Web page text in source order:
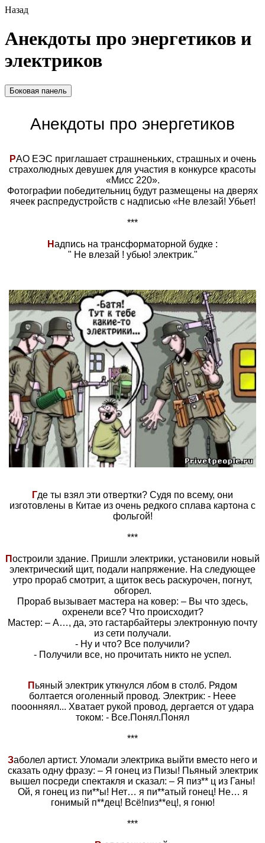
Назад
Анекдоты про энергетиков и
электриков
Боковая панель
Анекдоты про энергетиков
РАО ЕЭС приглашает страшненьких, страшных и очень
страхолюдных девушек для участия в конкурсе красоты
«Мисс 220».
Фотографии победительниц будут размещены на дверях
ячеек распредустройств с надписью «Не влезай! Убьет!
***
Надпись на трансформаторной будке :
" Не влезай ! убью! электрик."
Где ты взял эти отвертки? Судя по всему, они
изготовлены в Китае из очень редкого сплава картона с
фольгой!
***
Построили здание. Пришли электрики, установили новый
электрический щит, подали напряжение. На следующее
утро прораб смотрит, а щиток весь раскурочен, погнут,
обгорел.
Прораб вызывает мастера на ковер: – Вы что здесь,
охренели все? Что происходит?
Мастер: – А…, да, это гастарбайтеры электронную почту
из сети получали.
- Ну и что? Все получили?
- Получили все, но прочитать никто не успел.
П ьяный электрик уткнулся лбом в столб. Рядом
болтается оголенный провод. Электрик: - Неее
пооонняял... Хватает рукой провод, дергается от удара
током: - Все.Понял.Понял
***
Заболел артист. Уломали электрика выйти вместо него и
сказать одну фразу: – Я гонец из Пизы! Пьяный электрик
вышел посреди спектакля и сказал: – Я пиз** ц из Ганы!
Ой, я гонец из пи**ы! Нет… я пи**атый гонец! Не… я
гонимый п**дец! Всё!пиз**ец!, я гоню!
***